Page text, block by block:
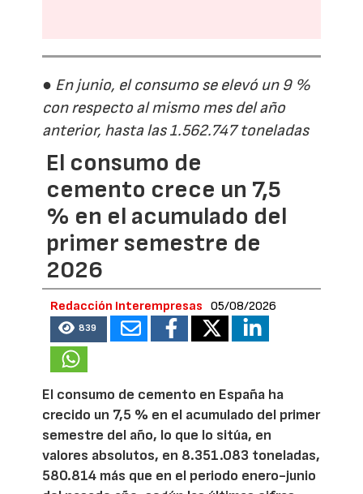
● En junio, el consumo se elevó un 9 %
con respecto al mismo mes del año
anterior, hasta las 1.562.747 toneladas
El consumo de
cemento crece un 7,5
% en el acumulado del
primer semestre de
2026
Redacción Interempresas 05/08/2026
839
El consumo de cemento en España ha
crecido un 7,5 % en el acumulado del primer
semestre del año, lo que lo sitúa, en
valores absolutos, en 8.351.083 toneladas,
580.814 más que en el periodo enero-junio